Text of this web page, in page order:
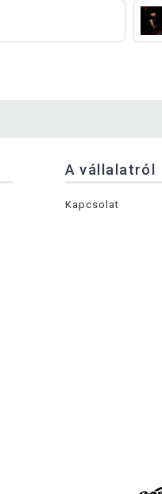
A vállalatról
Kapcsolat